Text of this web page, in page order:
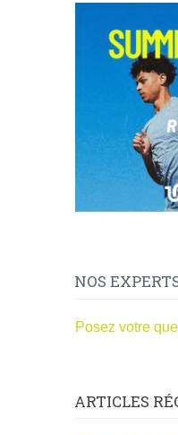
NOS
Posez votre
ARTICLES